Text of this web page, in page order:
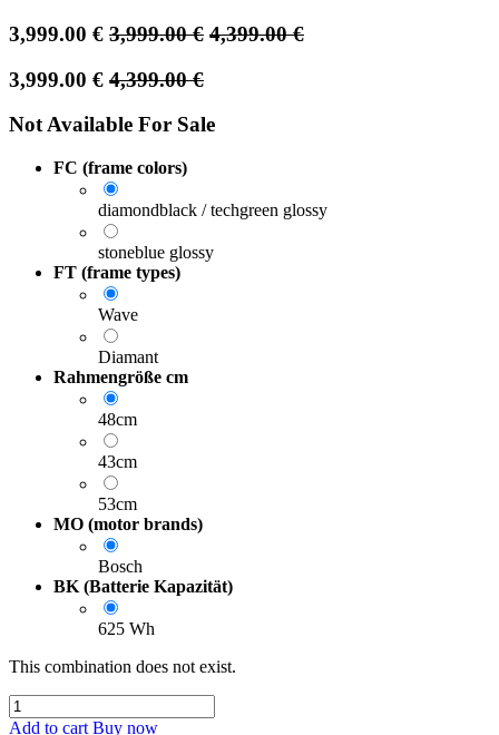
3,999.00 € 3,999.00€ 4,399.00€
3,999.00 € 4,399.00€
Not Available For Sale
FC (frame colors)
diamondblack / techgreen glossy
stoneblue glossy
FT (frame types)
Wave
Diamant
Rahmengröße cm
48cm
43cm
53cm
MO (motor brands)
Bosch
BK (Batterie Kapazität)
625 Wh
This combination does not exist.
Add to cart Buy now